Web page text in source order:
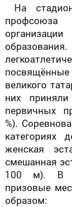
На
профсоюза
великого
них
первичных
%).
женская
смешанная
100 м). В
призовые
образом: